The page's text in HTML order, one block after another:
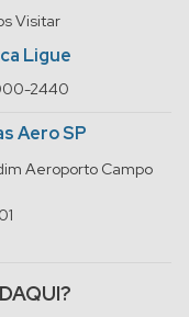
Visitar
Ligue
2440
Aero SP
Aeroporto Campo